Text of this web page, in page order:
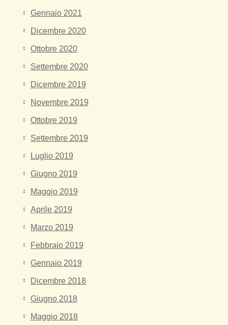
Gennaio 2021
Dicembre 2020
Ottobre 2020
Settembre 2020
Dicembre 2019
Novembre 2019
Ottobre 2019
Settembre 2019
Luglio 2019
Giugno 2019
Maggio 2019
Aprile 2019
Marzo 2019
Febbraio 2019
Gennaio 2019
Dicembre 2018
Giugno 2018
Maggio 2018